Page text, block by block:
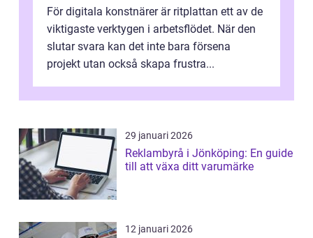
För digitala konstnärer är ritplattan ett av de
viktigaste verktygen i arbetsflödet. När den
slutar svara kan det inte bara försena
projekt utan också skapa frustra...
29 januari 2026
Reklambyrå i Jönköping: En guide
till att växa ditt varumärke
12 januari 2026